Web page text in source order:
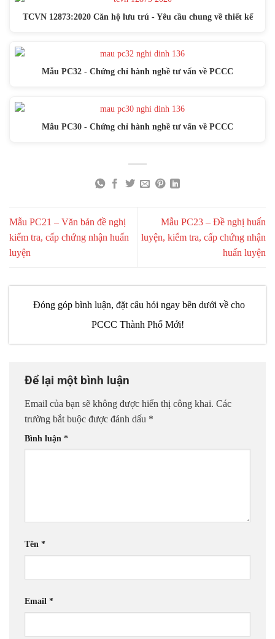
TCVN 12873:2020 Căn hộ lưu trú - Yêu cầu chung về thiết kế
Mẫu PC32 - Chứng chỉ hành nghề tư vấn về PCCC
Mẫu PC30 - Chứng chỉ hành nghề tư vấn về PCCC
Mẫu PC21 – Văn bản đề nghị
kiểm tra, cấp chứng nhận huấn
luyện
Mẫu PC23 – Đề nghị huấn
luyện, kiểm tra, cấp chứng nhận
huấn luyện
Đóng góp bình luận, đặt câu hỏi ngay bên dưới về cho
PCCC Thành Phố Mới!
Để lại một bình luận
Email của bạn sẽ không được hiển thị công khai. Các
trường bắt buộc được đánh dấu *
Bình luận *
Tên *
Email *